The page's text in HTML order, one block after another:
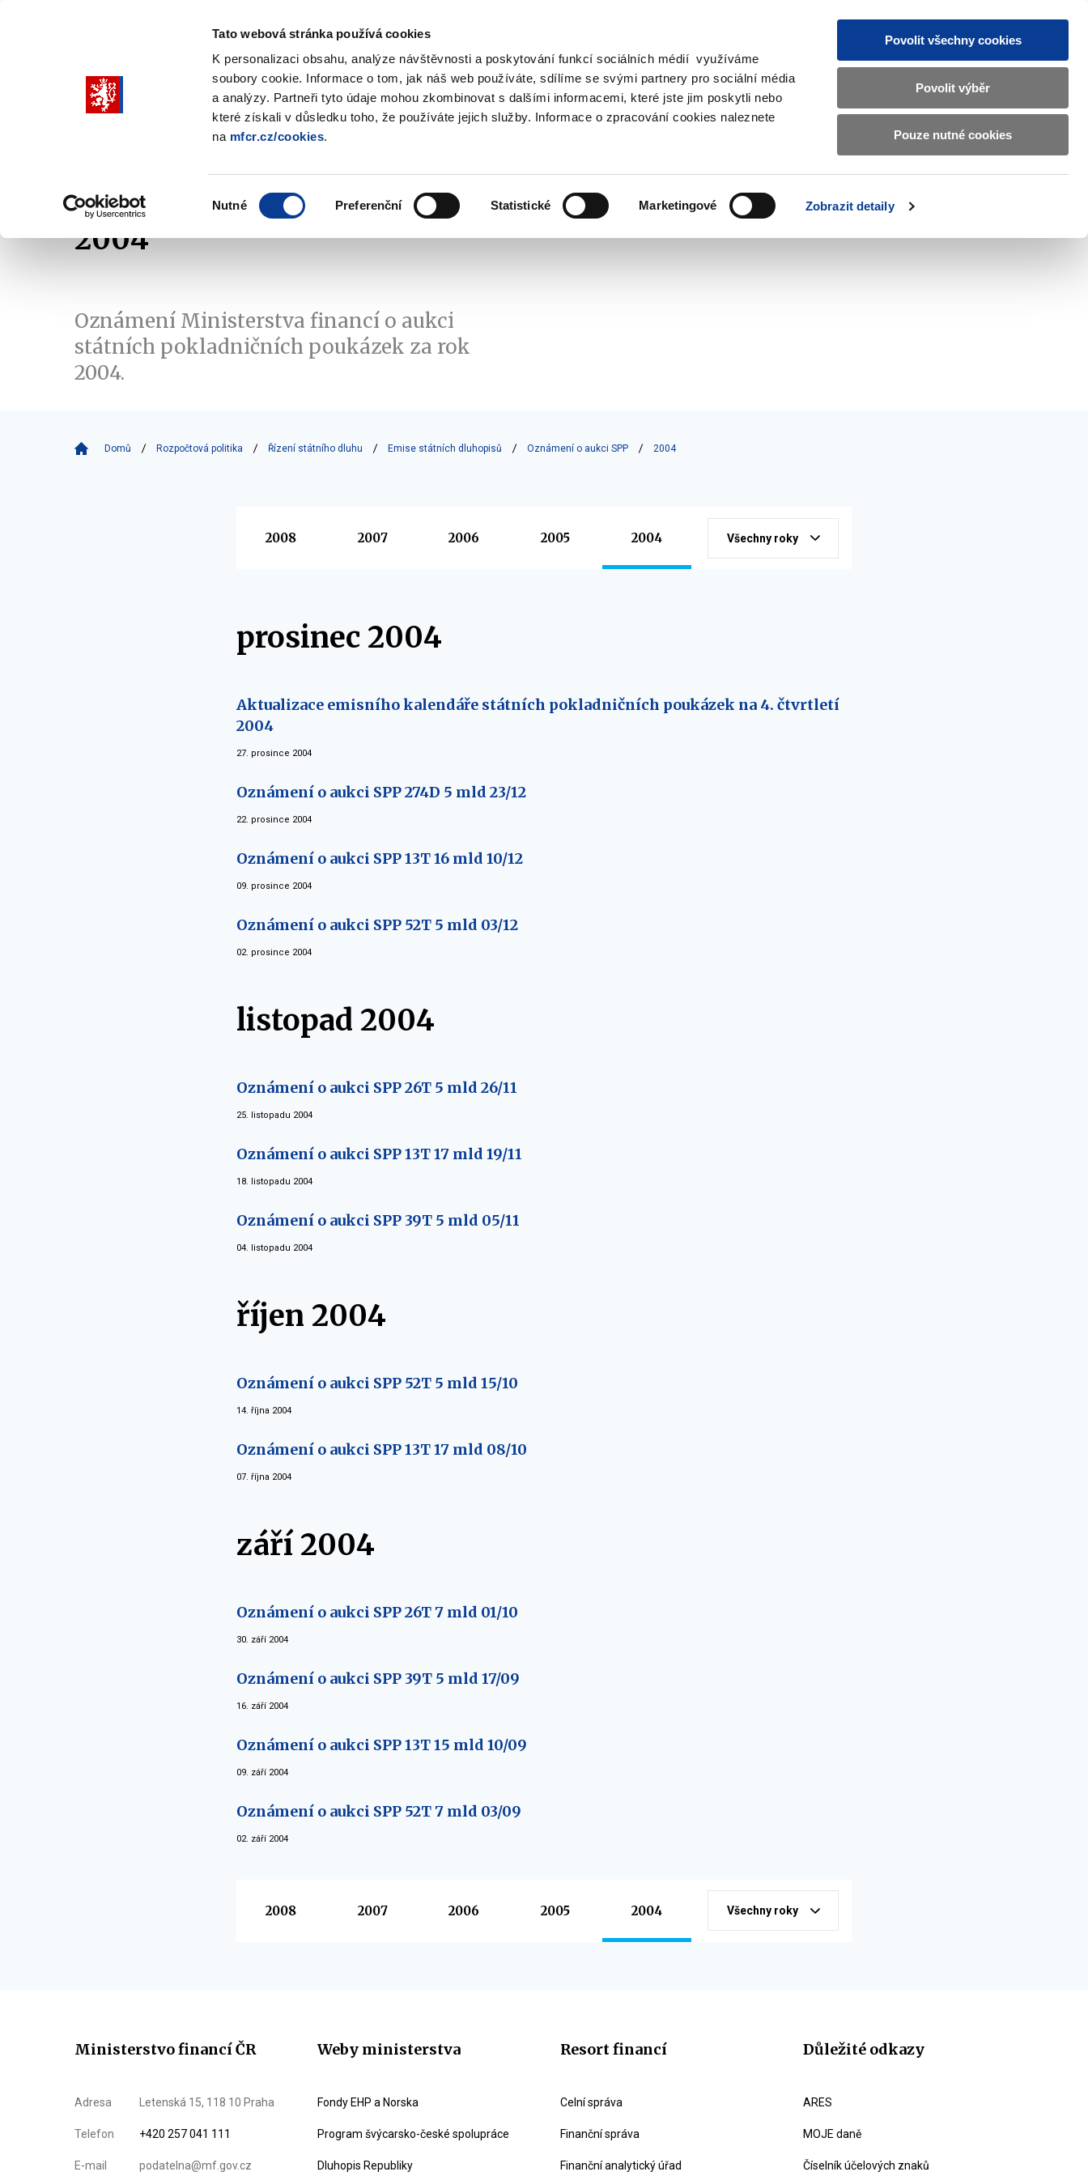
Tato webová stránka používá cookies
K personalizaci obsahu, analýze návštěvnosti a poskytování funkcí sociálních médií využíváme
soubory cookie. Informace o tom, jak náš web používáte, sdílíme se svými partnery pro sociální média
a analýzy. Partneři tyto údaje mohou zkombinovat s dalšími informacemi, které jste jim poskytli nebo
které získali v důsledku toho, že používáte jejich služby. Informace o zpracování cookies naleznete
na mfcr.cz/cookies.
Nutné Preferenční Statistické Marketingové Zobrazit detaily
Povolit všechny cookies
Povolit výběr
Pouze nutné cookies
Vyhledat
CZ EN
Základní
informace
o
Ministerstvu
financí
submenu
submenu
politika
submenu
submenu
účetnictví
submenu
EU
submenu
2004
Oznámení Ministerstva financí o aukci
státních pokladničních poukázek za rok
2004.
Domů Rozpočtová politika Řízení státního dluhu Emise státních dluhopisů Oznámení o aukci SPP 2004
2008 2007 2006 2005 2004 Všechny roky
prosinec 2004
Aktualizace emisního kalendáře státních pokladničních poukázek na 4. čtvrtletí
2004
27. prosince 2004
Oznámení o aukci SPP 274D 5 mld 23/12
22. prosince 2004
Oznámení o aukci SPP 13T 16 mld 10/12
09. prosince 2004
Oznámení o aukci SPP 52T 5 mld 03/12
02. prosince 2004
listopad 2004
Oznámení o aukci SPP 26T 5 mld 26/11
25. listopadu 2004
Oznámení o aukci SPP 13T 17 mld 19/11
18. listopadu 2004
Oznámení o aukci SPP 39T 5 mld 05/11
04. listopadu 2004
říjen 2004
Oznámení o aukci SPP 52T 5 mld 15/10
14. října 2004
Oznámení o aukci SPP 13T 17 mld 08/10
07. října 2004
září 2004
Oznámení o aukci SPP 26T 7 mld 01/10
30. září 2004
Oznámení o aukci SPP 39T 5 mld 17/09
16. září 2004
Oznámení o aukci SPP 13T 15 mld 10/09
09. září 2004
Oznámení o aukci SPP 52T 7 mld 03/09
02. září 2004
2008 2007 2006 2005 2004 Všechny roky
Ministerstvo financí ČR
Adresa Letenská 15, 118 10 Praha
Telefon +420 257 041 111
E-mail podatelna@mf.gov.cz
Weby ministerstva
Fondy EHP a Norska
Program švýcarsko-české spolupráce
Dluhopis Republiky
Resort financí
Celní správa
Finanční správa
Finanční analytický úřad
Důležité odkazy
ARES
MOJE daně
Číselník účelových znaků